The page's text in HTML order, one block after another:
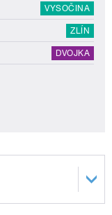
VYSOČINA
ZLÍN
DVOJKA